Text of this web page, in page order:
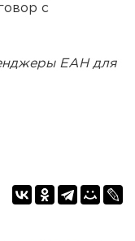
с
ЕАН для